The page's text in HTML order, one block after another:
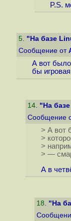
P.S.
5. "На базе
Сообщение от
А вот было
бы
14. "На
Сообщение
> А вот
>
>
> —
А в
18. "На